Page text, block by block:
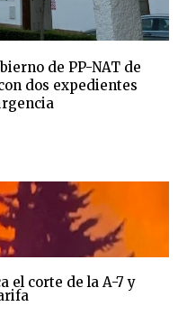
de PP-NAT de
dos expedientes
el corte de la A-7 y